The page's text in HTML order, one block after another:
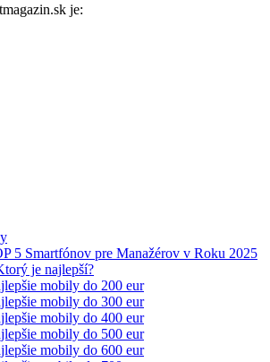
je:
5 Smartfónov pre Manažérov v Roku 2025
je najlepší?
mobily do 200 eur
mobily do 300 eur
mobily do 400 eur
mobily do 500 eur
mobily do 600 eur